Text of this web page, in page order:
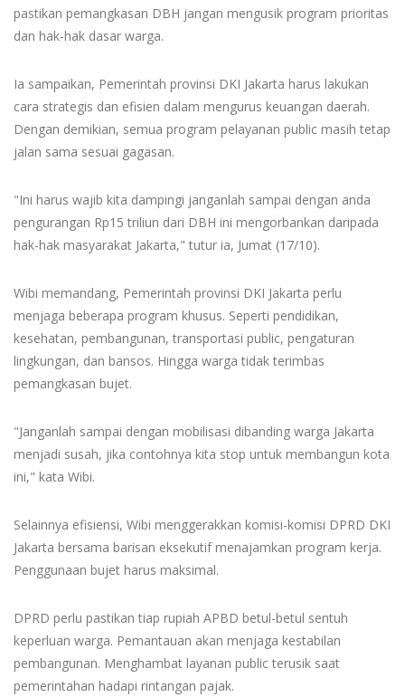
pastikan pemangkasan DBH jangan mengusik program prioritas
dan hak-hak dasar warga.
Ia sampaikan, Pemerintah provinsi DKI Jakarta harus lakukan
cara strategis dan efisien dalam mengurus keuangan daerah.
Dengan demikian, semua program pelayanan public masih tetap
jalan sama sesuai gagasan.
"Ini harus wajib kita dampingi janganlah sampai dengan anda
pengurangan Rp15 triliun dari DBH ini mengorbankan daripada
hak-hak masyarakat Jakarta," tutur ia, Jumat (17/10).
Wibi memandang, Pemerintah provinsi DKI Jakarta perlu
menjaga beberapa program khusus. Seperti pendidikan,
kesehatan, pembangunan, transportasi public, pengaturan
lingkungan, dan bansos. Hingga warga tidak terimbas
pemangkasan bujet.
"Janganlah sampai dengan mobilisasi dibanding warga Jakarta
menjadi susah, jika contohnya kita stop untuk membangun kota
ini," kata Wibi.
Selainnya efisiensi, Wibi menggerakkan komisi-komisi DPRD DKI
Jakarta bersama barisan eksekutif menajamkan program kerja.
Penggunaan bujet harus maksimal.
DPRD perlu pastikan tiap rupiah APBD betul-betul sentuh
keperluan warga. Pemantauan akan menjaga kestabilan
pembangunan. Menghambat layanan public terusik saat
pemerintahan hadapi rintangan pajak.